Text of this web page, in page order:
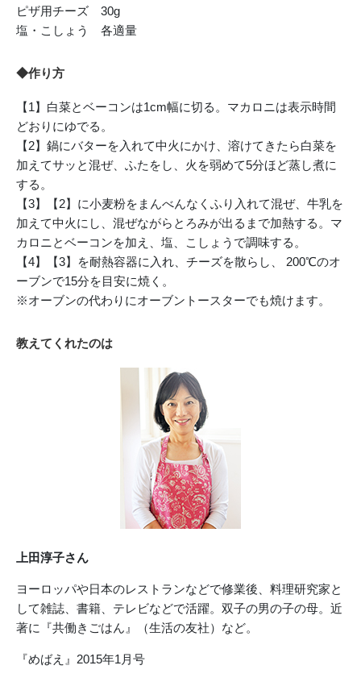
ピザ用チーズ 30g
塩・こしょう 各適量
◆作り方
【1】白菜とベーコンは1cm幅に切る。マカロニは表示時間
どおりにゆでる。
【2】鍋にバターを入れて中火にかけ、溶けてきたら白菜を
加えてサッと混ぜ、ふたをし、火を弱めて5分ほど蒸し煮に
する。
【3】【2】に小麦粉をまんべんなくふり入れて混ぜ、牛乳を
加えて中火にし、混ぜながらとろみが出るまで加熱する。マ
カロニとベーコンを加え、塩、こしょうで調味する。
【4】【3】を耐熱容器に入れ、チーズを散らし、 200℃のオ
ーブンで15分を目安に焼く。
※オーブンの代わりにオーブントースターでも焼けます。
教えてくれたのは
上田淳子さん
ヨーロッパや日本のレストランなどで修業後、料理研究家と
して雑誌、書籍、テレビなどで活躍。双子の男の子の母。近
著に『共働きごはん』（生活の友社）など。
『めばえ』2015年1月号